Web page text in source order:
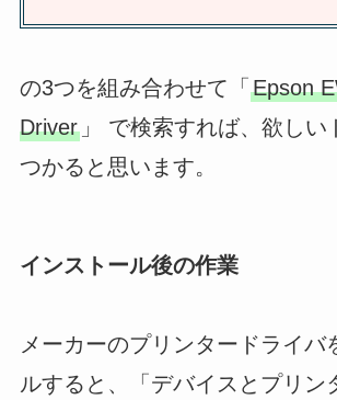
の3つを組み合わせて「 Epson
Driver」 で検索すれば、欲しい
つかると思います。
インストール後の作業
メーカーのプリンタードライバ
ルすると、「デバイスとプリン